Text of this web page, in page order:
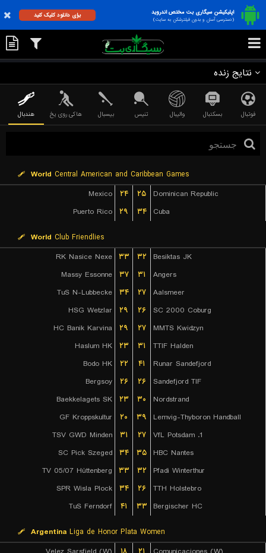
اپلیکیشن سیگاری بت مختص اندروید
(دسترسی آسان و بدون فیلترشکن به سایت)
برای دانلود کلیک کنید
نتایج زنده
فوتبال بسکتبال والیبال تنیس بیسبال هاکی روی یخ هندبال
World Central American and Caribbean Games
Mexico
۲۴ ۲۵
Dominican Republic
Puerto Rico
۲۹ ۳۴ Cuba
World Club Friendlies
RK Nasice Nexe ۳۳ ۳۲
Besiktas JK
Massy Essonne
۳۷ ۳۱
Angers
TuS N-Lubbecke
۳۴ ۲۷
Aalsmeer
HSG Wetzlar
۲۹ ۲۶
SC 2000 Coburg
HC Banik Karvina
۲۹ ۲۷
MMTS Kwidzyn
Haslum HK
۲۳ ۳۱
TTIF Halden
Bodo HK
۲۲ ۴۱
Runar Sandefjord
Bergsoy
۲۶ ۲۶
Sandefjord TIF
Baekkelagets SK
۲۳ ۳۰
Nordstrand
GF Kroppskultur
۲۰ ۳۹
Lemvig-Thyboron Handball
TSV GWD Minden
۳۱ ۲۷
1. VfL Potsdam
SC Pick Szeged
۳۴ ۳۵
HBC Nantes
TV 05/07 Hüttenberg
۳۳ ۳۲
Pfadi Winterthur
SPR Wisla Plock
۳۴ ۲۶
TTH Holstebro
TuS Ferndorf
۴۱ ۳۳ Bergischer HC
Argentina Liga de Honor Plata Women